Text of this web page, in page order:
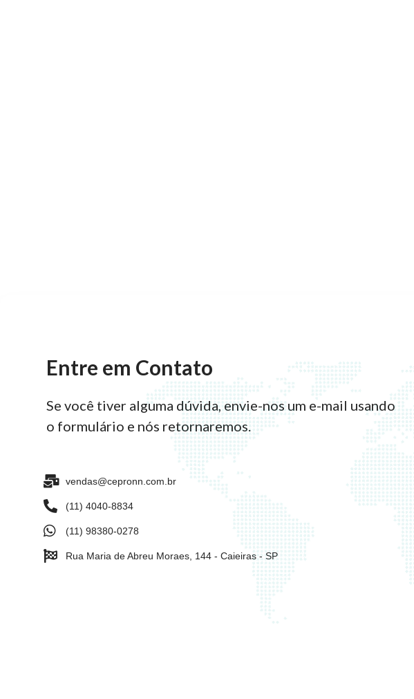
Entre em Contato
Se você tiver alguma dúvida, envie-nos um e-mail usando
o formulário e nós retornaremos.
vendas@cepronn.com.br
(11) 4040-8834
(11) 98380-0278
Rua Maria de Abreu Moraes, 144 - Caieiras - SP